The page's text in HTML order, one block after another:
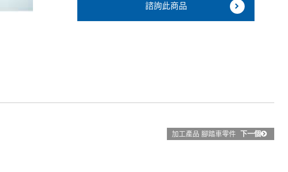
諮詢此商品
加工產品 腳踏車零件 下一個